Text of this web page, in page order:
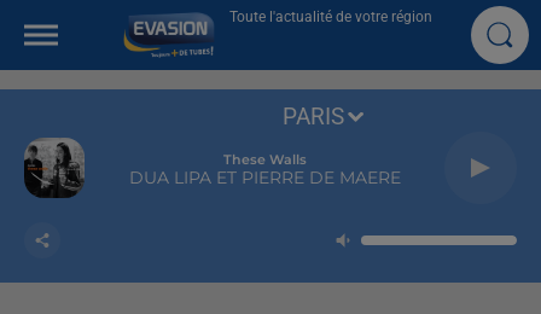
Toute l'actualité de votre région
These Walls
DUA LIPA ET PIERRE DE MAERE
PARIS